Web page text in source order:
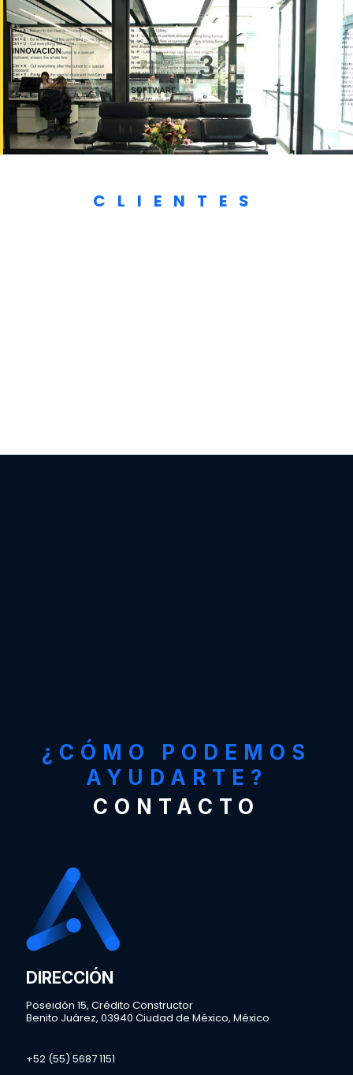
CLIENTES
¿CÓMO PODEMOS
AYUDARTE?
CONTACTO
DIRECCIÓN
Poseidón 15, Crédito Constructor
Benito Juárez, 03940 Ciudad de México, México
+52 (55) 5687 1151